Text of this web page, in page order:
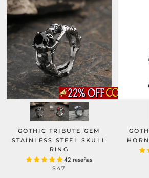
GOTHIC TRIBUTE GEM
STAINLESS STEEL SKULL
RING
42 reseñas
$47